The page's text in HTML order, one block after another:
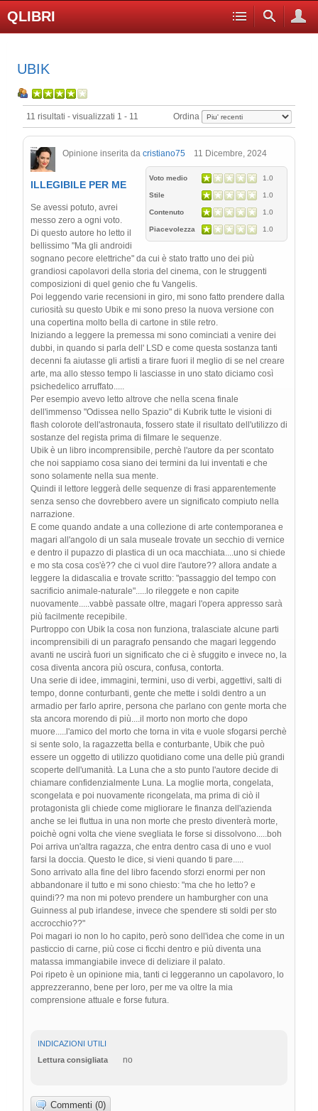
QLIBRI
UBIK
11 risultati - visualizzati 1 - 11 Ordina
Opinione inserita da cristiano75 11 Dicembre, 2024
Voto medio 1.0
Stile 1.0
Contenuto 1.0
Piacevolezza 1.0
ILLEGIBILE PER ME
Se avessi potuto, avrei
messo zero a ogni voto.
Di questo autore ho letto il
bellissimo "Ma gli androidi
sognano pecore elettriche" da cui è stato tratto uno dei più
grandiosi capolavori della storia del cinema, con le struggenti
composizioni di quel genio che fu Vangelis.
Poi leggendo varie recensioni in giro, mi sono fatto prendere dalla
curiosità su questo Ubik e mi sono preso la nuova versione con
una copertina molto bella di cartone in stile retro.
Iniziando a leggere la premessa mi sono cominciati a venire dei
dubbi, in quando si parla dell' LSD e come questa sostanza tanti
decenni fa aiutasse gli artisti a tirare fuori il meglio di se nel creare
arte, ma allo stesso tempo li lasciasse in uno stato diciamo così
psichedelico arruffato.....
Per esempio avevo letto altrove che nella scena finale
dell'immenso "Odissea nello Spazio" di Kubrik tutte le visioni di
flash colorote dell'astronauta, fossero state il risultato dell'utilizzo di
sostanze del regista prima di filmare le sequenze.
Ubik è un libro incomprensibile, perchè l'autore da per scontato
che noi sappiamo cosa siano dei termini da lui inventati e che
sono solamente nella sua mente.
Quindi il lettore leggerà delle sequenze di frasi apparentemente
senza senso che dovrebbero avere un significato compiuto nella
narrazione.
E come quando andate a una collezione di arte contemporanea e
magari all'angolo di un sala museale trovate un secchio di vernice
e dentro il pupazzo di plastica di un oca macchiata....uno si chiede
e mo sta cosa cos'è?? che ci vuol dire l'autore?? allora andate a
leggere la didascalia e trovate scritto: "passaggio del tempo con
sacrificio animale-naturale".....lo rileggete e non capite
nuovamente.....vabbè passate oltre, magari l'opera appresso sarà
più facilmente recepibile.
Purtroppo con Ubik la cosa non funziona, tralasciate alcune parti
incomprensibili di un paragrafo pensando che magari leggendo
avanti ne uscirà fuori un significato che ci è sfuggito e invece no, la
cosa diventa ancora più oscura, confusa, contorta.
Una serie di idee, immagini, termini, uso di verbi, aggettivi, salti di
tempo, donne conturbanti, gente che mette i soldi dentro a un
armadio per farlo aprire, persona che parlano con gente morta che
sta ancora morendo di più....il morto non morto che dopo
muore.....l'amico del morto che torna in vita e vuole sfogarsi perchè
si sente solo, la ragazzetta bella e conturbante, Ubik che può
essere un oggetto di utilizzo quotidiano come una delle più grandi
scoperte dell'umanità. La Luna che a sto punto l'autore decide di
chiamare confidenzialmente Luna. La moglie morta, congelata,
scongelata e poi nuovamente ricongelata, ma prima di ciò il
protagonista gli chiede come migliorare le finanza dell'azienda
anche se lei fluttua in una non morte che presto diventerà morte,
poichè ogni volta che viene svegliata le forse si dissolvono.....boh
Poi arriva un'altra ragazza, che entra dentro casa di uno e vuol
farsi la doccia. Questo le dice, si vieni quando ti pare.....
Sono arrivato alla fine del libro facendo sforzi enormi per non
abbandonare il tutto e mi sono chiesto: "ma che ho letto? e
quindi?? ma non mi potevo prendere un hamburgher con una
Guinness al pub irlandese, invece che spendere sti soldi per sto
accrocchio??"
Poi magari io non lo ho capito, però sono dell'idea che come in un
pasticcio di carne, più cose ci ficchi dentro e più diventa una
matassa immangiabile invece di deliziare il palato.
Poi ripeto è un opinione mia, tanti ci leggeranno un capolavoro, lo
apprezzeranno, bene per loro, per me va oltre la mia
comprensione attuale e forse futura.
INDICAZIONI UTILI
Lettura consigliata
no
Commenti (0)